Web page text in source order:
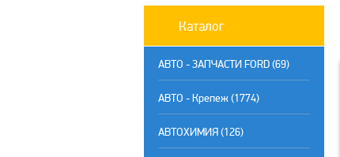
Каталог
АВТО - ЗАПЧАСТИ FORD (69)
АВТО - Крепеж (1774)
АВТОХИМИЯ (126)